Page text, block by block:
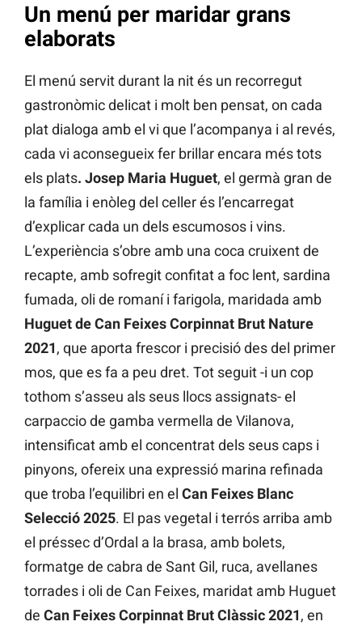
Un menú per maridar grans
elaborats
El menú servit durant la nit és un recorregut
gastronòmic delicat i molt ben pensat, on cada
plat dialoga amb el vi que l’acompanya i al revés,
cada vi aconsegueix fer brillar encara més tots
els plats. Josep Maria Huguet, el germà gran de
la família i enòleg del celler és l’encarregat
d’explicar cada un dels escumosos i vins.
L’experiència s’obre amb una coca cruixent de
recapte, amb sofregit confitat a foc lent, sardina
fumada, oli de romaní i farigola, maridada amb
Huguet de Can Feixes Corpinnat Brut Nature
2021, que aporta frescor i precisió des del primer
mos, que es fa a peu dret. Tot seguit -i un cop
tothom s’asseu als seus llocs assignats- el
carpaccio de gamba vermella de Vilanova,
intensificat amb el concentrat dels seus caps i
pinyons, ofereix una expressió marina refinada
que troba l’equilibri en el Can Feixes Blanc
Selecció 2025. El pas vegetal i terrós arriba amb
el préssec d’Ordal a la brasa, amb bolets,
formatge de cabra de Sant Gil, ruca, avellanes
torrades i oli de Can Feixes, maridat amb Huguet
de Can Feixes Corpinnat Brut Clàssic 2021, en